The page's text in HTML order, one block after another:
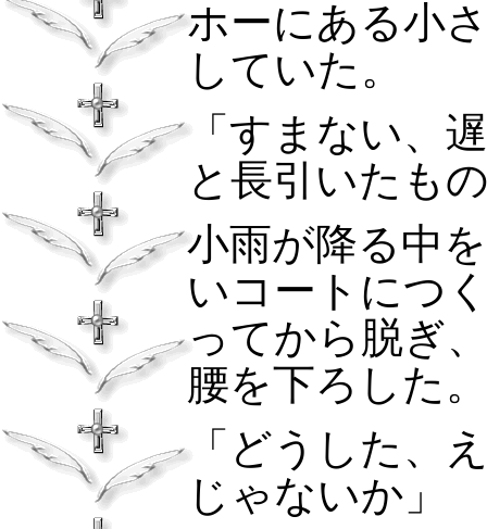
ホーにある小
していた。
「すまない、
と長引いたも
小雨が降る中
いコートにつ
ってから脱ぎ
腰を下ろした。
「どうした、
じゃないか」